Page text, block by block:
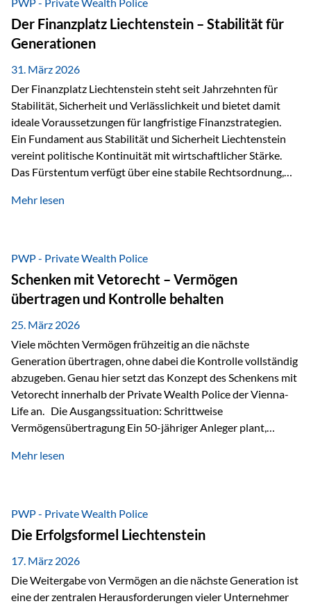
heißt das:Diese Gelder gehören im Konkursfall nicht zur
allgemeinen Konkursmasse, sondern werden ausschließlich
zur Erfüllung…
Der Finanzplatz Liechtenstein – Stabilität für
Generationen
31. März 2026
Der Finanzplatz Liechtenstein steht seit Jahrzehnten für
Stabilität, Sicherheit und Verlässlichkeit und bietet damit
ideale Voraussetzungen für langfristige Finanzstrategien.
Ein Fundament aus Stabilität und Sicherheit Liechtenstein
vereint politische Kontinuität mit wirtschaftlicher Stärke.
Das Fürstentum verfügt über eine stabile Rechtsordnung,
monarchischen Elementen basiert. Diese Struktur schafft
und Unternehmen. Ein wesentliches Merkmal ist die
Staatsfinanzierung: Liechtenstein weist keine
Staatsschulden auf, und der Schutz der wirtschaftlichen
Interessen der Bevölkerung ist in der Verfassung verankert.
Besonders hervorzuheben ist hierbei Artikel 14 der
liechtensteinischen Verfassung. Darin…
Mehr lesen
PWP - Private Wealth Police
Schenken mit Vetorecht – Vermögen
übertragen und Kontrolle behalten
25. März 2026
Viele möchten Vermögen frühzeitig an die nächste
Generation übertragen, ohne dabei die Kontrolle vollständig
abzugeben. Genau hier setzt das Konzept des Schenkens mit
Vetorecht innerhalb der Private Wealth Police der Vienna-
Life an. Die Ausgangssituation: Schrittweise
Vermögensübertragung Ein 50-jähriger Anleger plant,
der steuerliche Freibetrag optimal genutzt werden, sondern
strukturierte, langfristige Vermögensübertragung, ohne die
Kontrolle vollständig aus der Hand zu geben. Die Lösung:
Abschmelzung mit Vetorecht Die Umsetzung erfolgt über die
Private Wealth Police…
Mehr lesen
PWP - Private Wealth Police
Die Erfolgsformel Liechtenstein
17. März 2026
Die Weitergabe von Vermögen an die nächste Generation ist
eine der zentralen Herausforderungen vieler Unternehmer